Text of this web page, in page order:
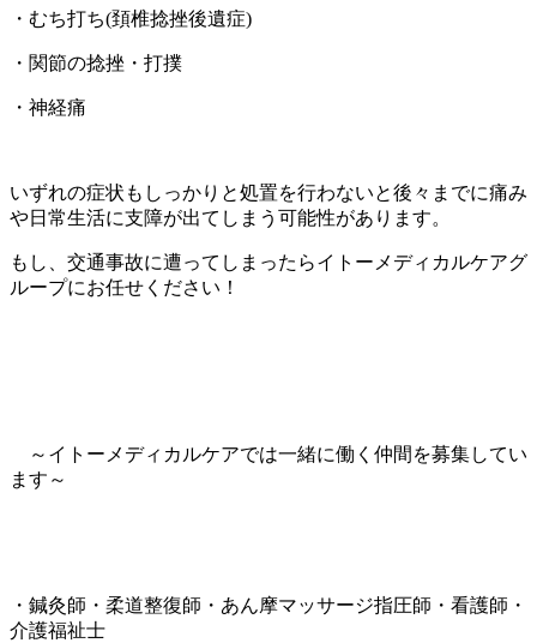
・むち打ち(頚椎捻挫後遺症)
・関節の捻挫・打撲
・神経痛
いずれの症状もしっかりと処置を行わないと後々までに痛み
や日常生活に支障が出てしまう可能性があります。
もし、交通事故に遭ってしまったらイトーメディカルケアグ
ループにお任せください！
～イトーメディカルケアでは一緒に働く仲間を募集してい
ます～
・鍼灸師・柔道整復師・あん摩マッサージ指圧師・看護師・
介護福祉士